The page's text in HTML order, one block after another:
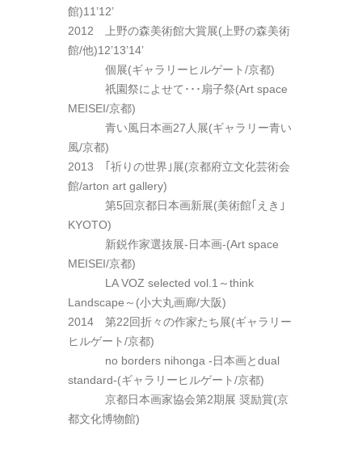
館)11’12’
2012 上野の森美術館大賞展(上野の森美術
館/他)12’13’14’
個展(ギャラリーヒルゲート/京都)
祇園祭によせて･･･扇子祭(Art space
MEISEI/京都)
青い風日本画27人展(ギャラリー青い
風/京都)
2013 ｢祈りの世界｣展(京都府立文化芸術会
館/arton art gallery)
第5回京都日本画新展(美術館｢えき｣
KYOTO)
新鋭作家選抜展-日本画-(Art space
MEISEI/京都)
LA VOZ selected vol.1～think
Landscape～(小大丸画廊/大阪)
2014 第22回折々の作家たち展(ギャラリー
ヒルゲート/京都)
no borders nihonga -日本画とdual
standard-(ギャラリーヒルゲート/京都)
京都日本画家協会第2期展 奨励賞(京
都文化博物館)